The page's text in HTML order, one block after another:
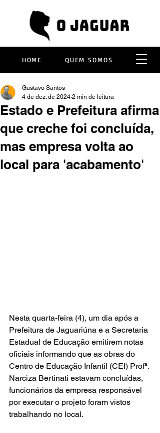
HOME QUEM SOMOS
Estado e Prefeitura afirma
que creche foi concluída,
mas empresa volta ao
local para 'acabamento'
Gustavo Santos
4 de dez. de 2024 2 min de leitura
Nesta quarta-feira (4), um dia após a
Prefeitura de Jaguariúna e a Secretaria
Estadual de Educação emitirem notas
oficiais informando que as obras do
Centro de Educação Infantil (CEI) Profª.
Narciza Bertinati estavam concluídas,
funcionários da empresa responsável
por executar o projeto foram vistos
trabalhando no local.